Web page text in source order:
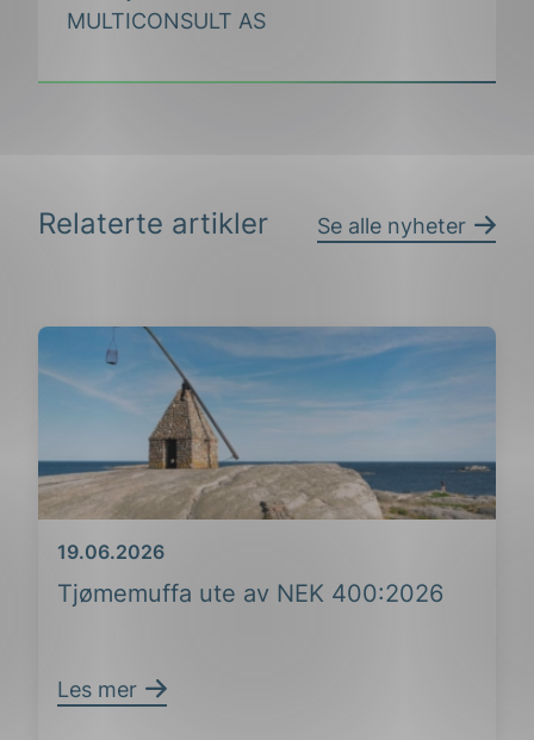
MULTICONSULT AS
Relaterte artikler Se alle nyheter
Tjømemuffa ute av NEK 400:2026
Dato
19.06.2026
Les mer